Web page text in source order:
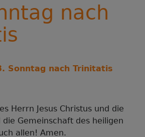
nach
Sonntag nach Trinitatis
Herrn Jesus Christus und die
die Gemeinschaft des heiligen
allen! Amen.